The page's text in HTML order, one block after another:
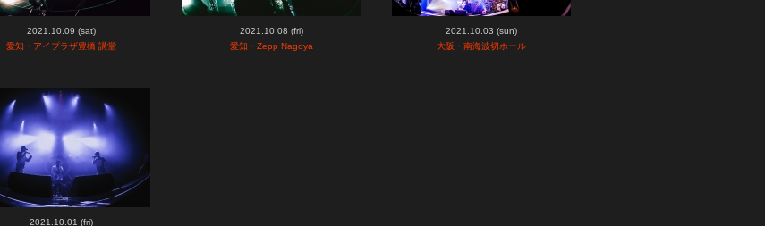
2021.10.09 (sat)
愛知・アイプラザ豊橋 講堂
2021.10.08 (fri)
愛知・Zepp Nagoya
2021.10.03 (sun)
大阪・南海波切ホール
2021.10.01 (fri)